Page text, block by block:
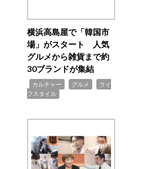
横浜高島屋で「韓国市
場」がスタート 人気
グルメから雑貨まで約
30ブランドが集結
カルチャー グルメ
ライ
フスタイル